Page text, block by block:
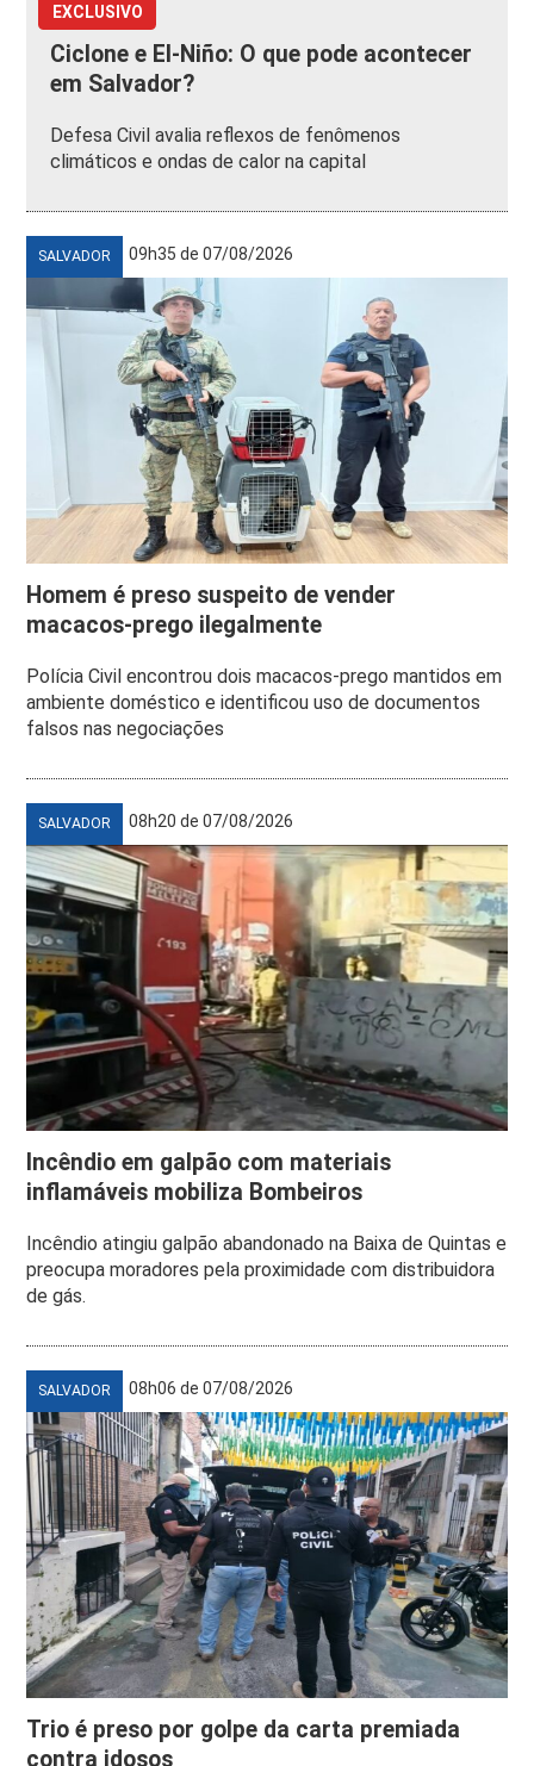
EXCLUSIVO
Ciclone e El-Niño: O que pode acontecer
em Salvador?
Defesa Civil avalia reflexos de fenômenos
climáticos e ondas de calor na capital
SALVADOR 09h35 de 07/08/2026
Homem é preso suspeito de vender
macacos-prego ilegalmente
Polícia Civil encontrou dois macacos-prego mantidos em
ambiente doméstico e identificou uso de documentos
falsos nas negociações
SALVADOR 08h20 de 07/08/2026
Incêndio em galpão com materiais
inflamáveis mobiliza Bombeiros
Incêndio atingiu galpão abandonado na Baixa de Quintas e
preocupa moradores pela proximidade com distribuidora
de gás.
SALVADOR 08h06 de 07/08/2026
Trio é preso por golpe da carta premiada
contra idosos